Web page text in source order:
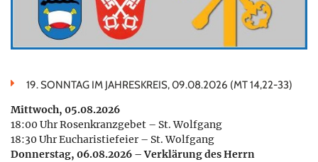
19. SONNTAG IM JAHRESKREIS, 09.08.2026 (MT 14,22-33)
Mittwoch, 05.08.2026
18:00 Uhr Rosenkranzgebet – St. Wolfgang
18:30 Uhr Eucharistiefeier – St. Wolfgang
Donnerstag, 06.08.2026 – Verklärung des Herrn